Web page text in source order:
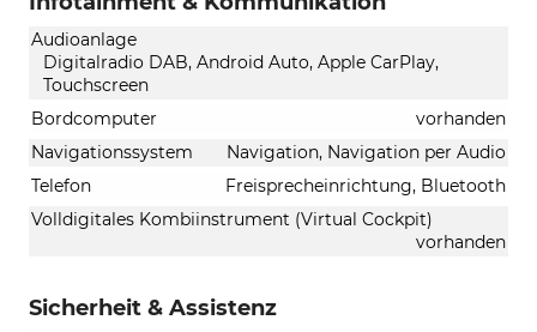
Audioanlage
Digitalradio DAB, Android Auto, Apple CarPlay,
Touchscreen
Bordcomputer
vorhanden
Navigationssystem
Navigation, Navigation per Audio
Telefon
Freisprecheinrichtung, Bluetooth
Volldigitales Kombiinstrument (Virtual Cockpit)
vorhanden
Sicherheit & Assistenz